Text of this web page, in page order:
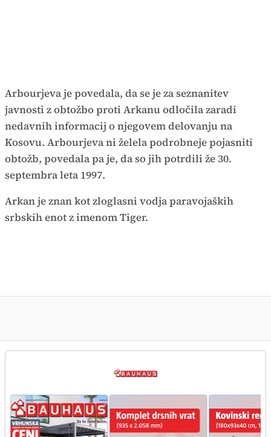
Arbourjeva je povedala, da se je za seznanitev
javnosti z obtožbo proti Arkanu odločila zaradi
nedavnih informacij o njegovem delovanju na
Kosovu. Arbourjeva ni želela podrobneje pojasniti
obtožb, povedala pa je, da so jih potrdili že 30.
septembra leta 1997.
Arkan je znan kot zloglasni vodja paravojaških
srbskih enot z imenom Tiger.